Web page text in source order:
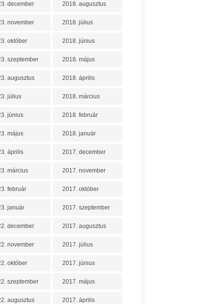
december
november
október
szeptember
augusztus
július
június
május
április
március
február
január
december
november
október
szeptember
augusztus
2018. augusztus
2018. július
2018. június
2018. május
2018. április
2018. március
2018. február
2018. január
2017. december
2017. november
2017. október
2017. szeptember
2017. augusztus
2017. július
2017. június
2017. május
2017. április